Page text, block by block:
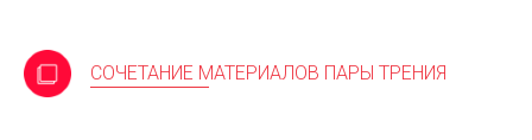
СОЧЕТАНИЕ МАТЕРИАЛОВ ПАРЫ ТРЕНИЯ